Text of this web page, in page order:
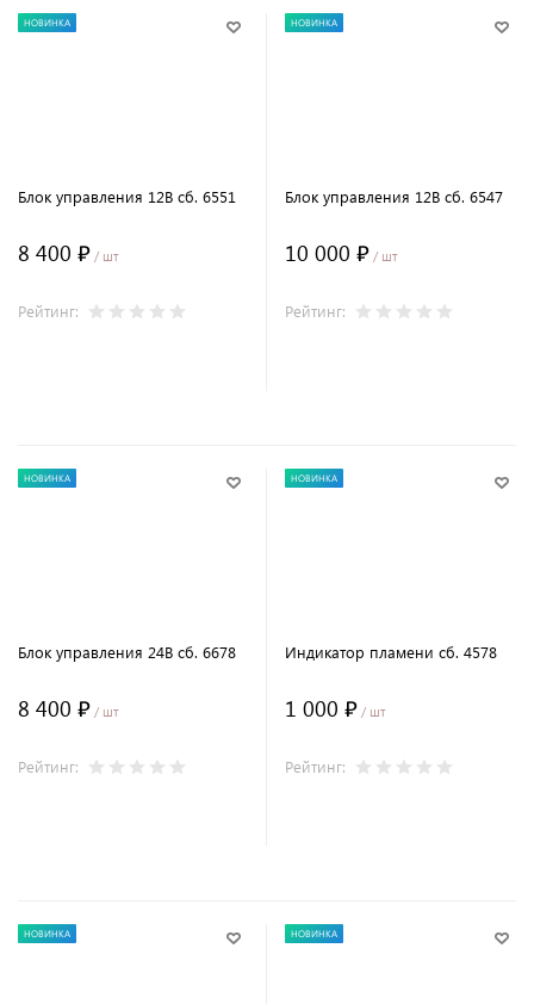
НОВИНКА
Блок управления 12В сб. 6551
8 400 ₽ / шт
Рейтинг:
НОВИНКА
Блок управления 12В сб. 6547
10 000 ₽ / шт
Рейтинг:
НОВИНКА
Блок управления 24В сб. 6678
8 400 ₽ / шт
Рейтинг:
НОВИНКА
Индикатор пламени сб. 4578
1 000 ₽ / шт
Рейтинг:
НОВИНКА НОВИНКА